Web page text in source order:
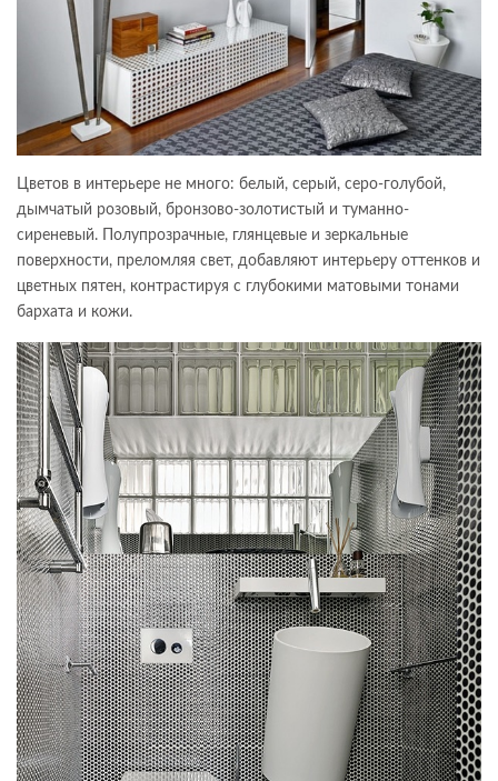
Цветов в интерьере не много: белый, серый, серо-голубой,
дымчатый розовый, бронзово-золотистый и туманно-
сиреневый. Полупрозрачные, глянцевые и зеркальные
поверхности, преломляя свет, добавляют интерьеру оттенков и
цветных пятен, контрастируя с глубокими матовыми тонами
бархата и кожи.